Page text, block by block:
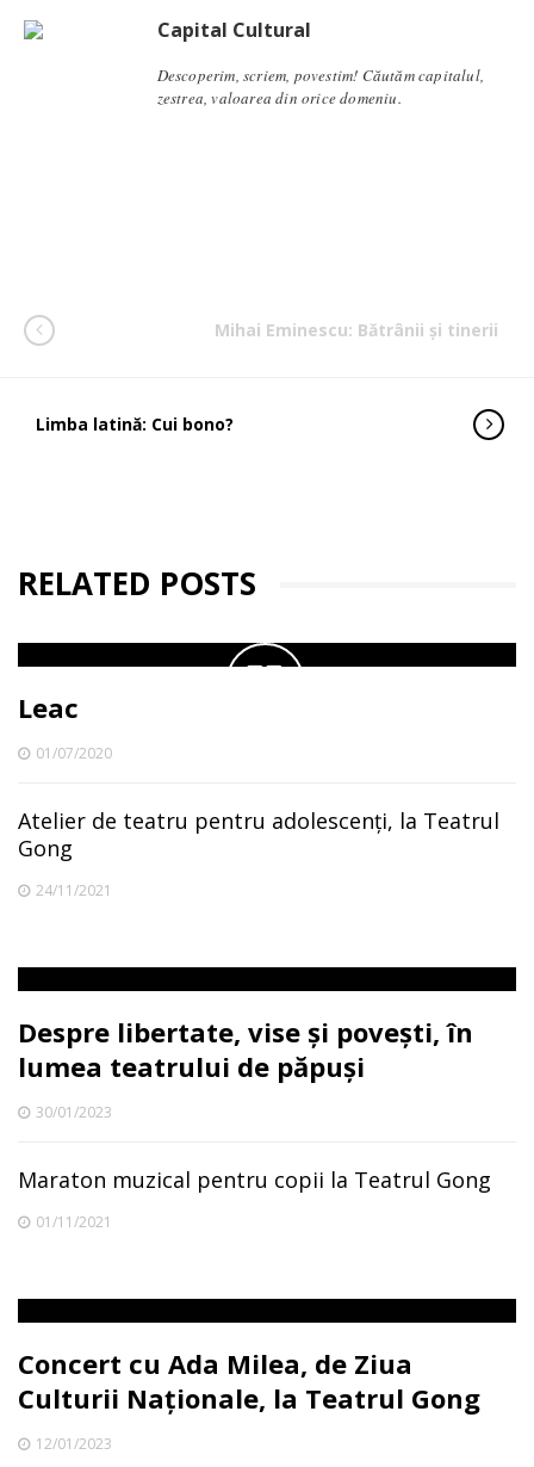
Capital Cultural
Descoperim, scriem, povestim! Căutăm capitalul,
zestrea, valoarea din orice domeniu.
Mihai Eminescu: Bătrânii şi tinerii
Limba latină: Cui bono?
RELATED POSTS
Leac
01/07/2020
Atelier de teatru pentru adolescenți, la Teatrul
Gong
24/11/2021
Despre libertate, vise și povești, în
lumea teatrului de păpuși
30/01/2023
Maraton muzical pentru copii la Teatrul Gong
01/11/2021
Concert cu Ada Milea, de Ziua
Culturii Naționale, la Teatrul Gong
12/01/2023